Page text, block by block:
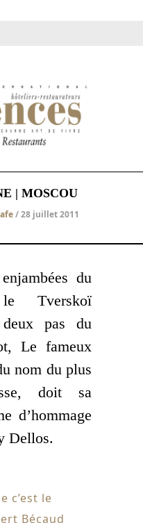
| MOSCOU
/ 28 juillet 2011
du
Tverskoï
pas du
Le fameux
nom du plus
doit sa
d’hommage
Dellos.
c’est le
Bécaud